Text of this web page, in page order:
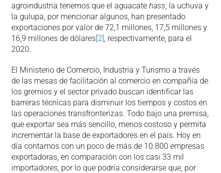
agroindustria tenemos que el aguacate hass , la uchuva y
la gulupa, por mencionar algunos, han presentado
exportaciones por valor de 72,1 millones, 17,5 millones y
16,9 millones de dólares[2] , respectivamente, para el
2020.
El Ministerio de Comercio, Industria y Turismo a través
de las mesas de facilitación al comercio en compañía de
los gremios y el sector privado buscan identificar las
barreras técnicas para disminuir los tiempos y costos en
las operaciones transfronterizas. Todo bajo una premisa,
que exportar sea más sencillo, menos costoso y permita
incrementar la base de exportadores en el país. Hoy en
día contamos con un poco de más de 10.800 empresas
exportadoras, en comparación con los casi 33 mil
importadores, por lo que podría considerarse que, por